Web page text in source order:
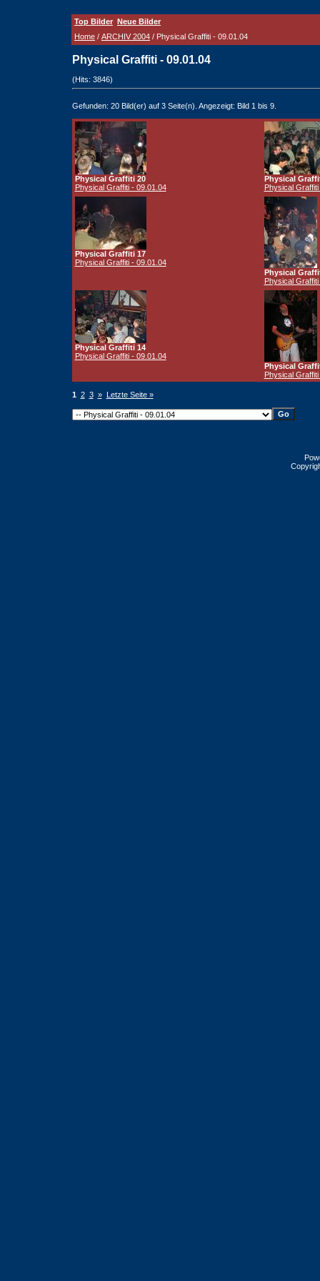
Top Bilder Neue Bilder
Home / ARCHIV 2004 / Physical Graffiti - 09.01.04
Physical Graffiti - 09.01.04
(Hits: 3846)
Gefunden: 20 Bild(er) auf 3 Seite(n). Angezeigt: Bild 1 bis 9.
Physical Graffiti 20
Physical Graffiti - 09.01.04
Physical
Physical
Physical Graffiti 17
Physical Graffiti - 09.01.04
Physical
Physical
Physical Graffiti 14
Physical Graffiti - 09.01.04
Physical
Physical
1 2 3 » Letzte Seite »